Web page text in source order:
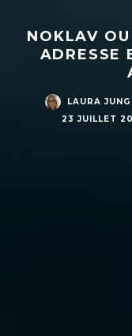
NOKLAV
ADRESSE
LAURA JUNG
23 JUILLET